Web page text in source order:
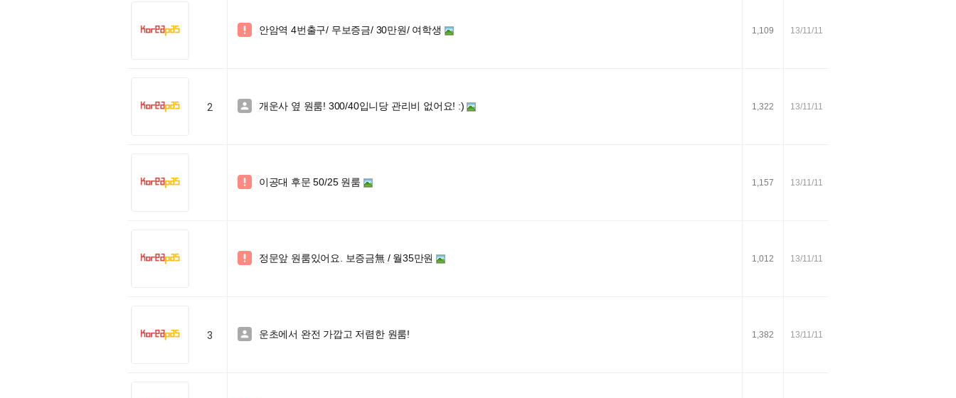
 안암역 4번출구/ 무보증금/ 30만원/ 여학생 1,109 13/11/11
2  개운사 옆 원룸! 300/40입니당 관리비 없어요! :) 1,322 13/11/11
 이공대 후문 50/25 원룸 1,157 13/11/11
 정문앞 원룸있어요. 보증금無 / 월35만원 1,012 13/11/11
3  운초에서 완전 가깝고 저렴한 원룸! 1,382 13/11/11